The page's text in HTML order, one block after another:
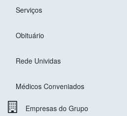
Serviços
Obituário
Rede Unividas
Médicos Conveniados
Empresas do Grupo